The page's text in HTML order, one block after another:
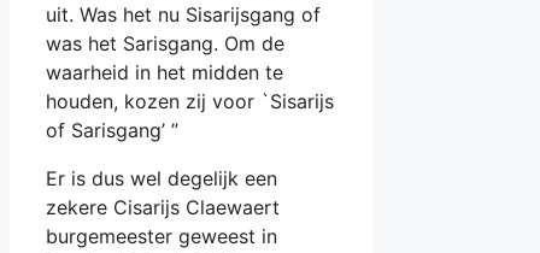
uit. Was het nu Sisarijsgang of
was het Sarisgang. Om de
waarheid in het midden te
houden, kozen zij voor `Sisarijs
of Sarisgang’ ”
Er is dus wel degelijk een
zekere Cisarijs Claewaert
burgemeester geweest in